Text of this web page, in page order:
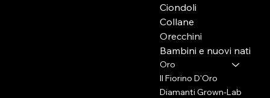
Ciondoli
Collane
Orecchini
Bambini e nuovi nati
Oro
Il Fiorino D'Oro
Diamanti Grown-Lab